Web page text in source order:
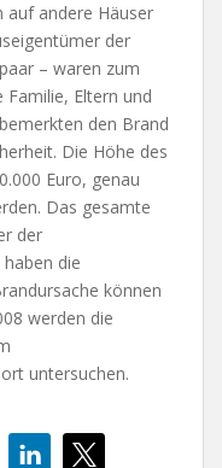
auf andere Häuser
der
– waren zum
Eltern und
den Brand
Die Höhe des
Euro, genau
Das gesamte
der
die
können
werden die
untersuchen.